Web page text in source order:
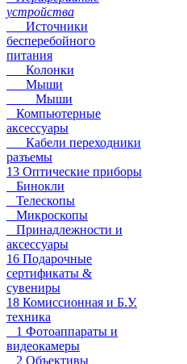
устройства
Источники
бесперебойного
питания
Колонки
Мыши
Мыши
Компьютерные
аксессуары
Кабели переходники
разъемы
13 Оптические приборы
Бинокли
Телескопы
Микроскопы
Принадлежности и
аксессуары
16 Подарочные
сертификаты &
сувениры
18 Комиссионная и Б.У.
техника
1 Фотоаппараты и
видеокамеры
2 Объективы